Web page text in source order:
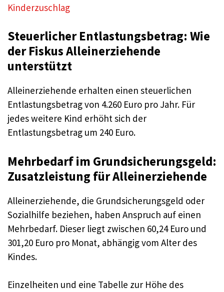
Kinderzuschlag
Steuerlicher Entlastungsbetrag: Wie
der Fiskus Alleinerziehende
unterstützt
Alleinerziehende erhalten einen steuerlichen
Entlastungsbetrag von 4.260 Euro pro Jahr. Für
jedes weitere Kind erhöht sich der
Entlastungsbetrag um 240 Euro.
Mehrbedarf im Grundsicherungsgeld:
Zusatzleistung für Alleinerziehende
Alleinerziehende, die Grundsicherungsgeld oder
Sozialhilfe beziehen, haben Anspruch auf einen
Mehrbedarf. Dieser liegt zwischen 60,24 Euro und
301,20 Euro pro Monat, abhängig vom Alter des
Kindes.
Einzelheiten und eine Tabelle zur Höhe des